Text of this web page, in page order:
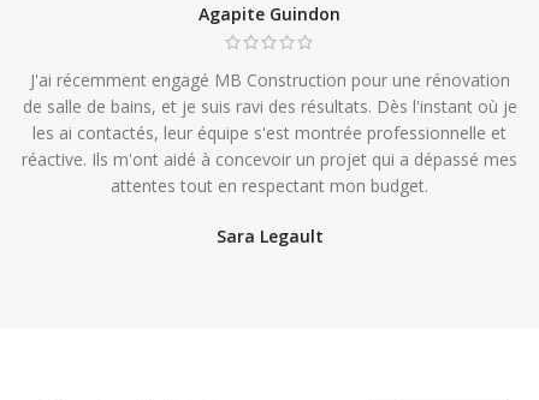
Agapite Guindon
J'ai récemment engagé MB Construction pour une rénovation
de salle de bains, et je suis ravi des résultats. Dès l'instant où je
les ai contactés, leur équipe s'est montrée professionnelle et
réactive. Ils m'ont aidé à concevoir un projet qui a dépassé mes
attentes tout en respectant mon budget.
Sara Legault